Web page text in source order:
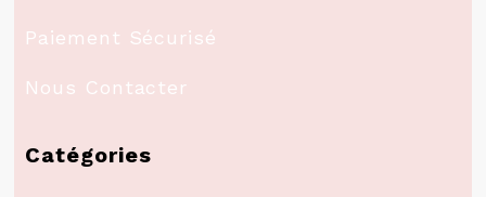
Paiement Sécurisé
Nous Contacter
Catégories